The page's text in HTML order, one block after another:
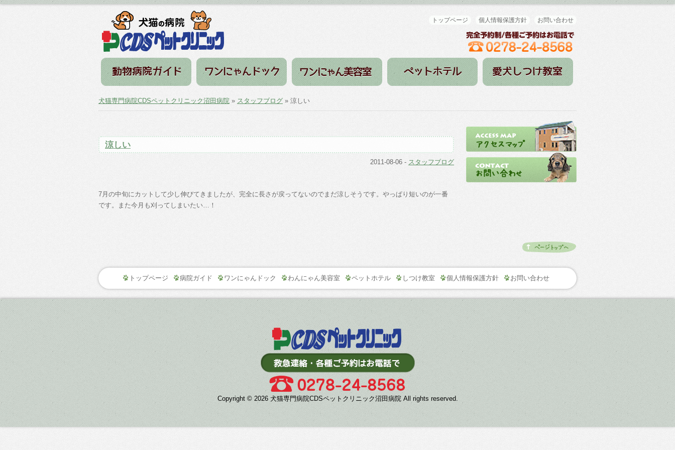
トップページ 個人情報保護方針 お問い合わせ
犬猫専門病院CDSペットクリニック沼田病院 » スタッフブログ » 涼しい
涼しい
2011-08-06 - スタッフブログ
7月の中旬にカットして少し伸びてきましたが、完全に長さが戻ってないのでまだ涼しそうです。やっぱり短いのが一番
です。また今月も刈ってしまいたい…！
トップページ 病院ガイド ワンにゃんドック わんにゃん美容室 ペットホテル しつけ教室 個人情報保護方針 お問い合わせ
Copyright © 2026 犬猫専門病院CDSペットクリニック沼田病院 All rights reserved.